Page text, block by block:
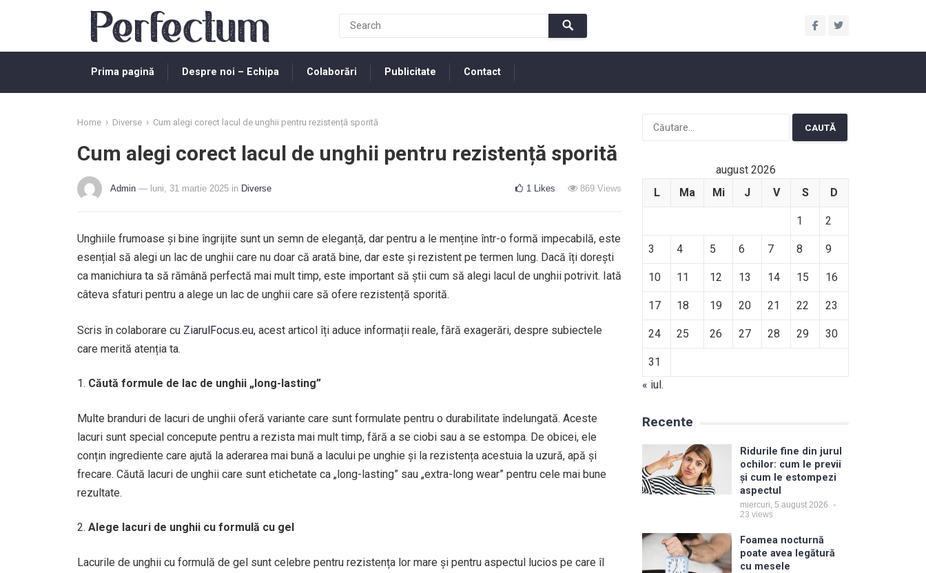
Prima pagină Despre noi – Echipa Colaborări Publicitate Contact
Home › Diverse › Cum alegi corect lacul de unghii pentru rezistență sporită
Cum alegi corect lacul de unghii pentru rezistență sporită
Admin — luni, 31 martie 2025 in Diverse 1 Likes 869 Views
Unghiile frumoase și bine îngrijite sunt un semn de eleganță, dar pentru a le menține într-o formă impecabilă, este
esențial să alegi un lac de unghii care nu doar că arată bine, dar este și rezistent pe termen lung. Dacă îți dorești
ca manichiura ta să rămână perfectă mai mult timp, este important să știi cum să alegi lacul de unghii potrivit. Iată
câteva sfaturi pentru a alege un lac de unghii care să ofere rezistență sporită.
Scris în colaborare cu ZiarulFocus.eu, acest articol îți aduce informații reale, fără exagerări, despre subiectele
care merită atenția ta.
Căută formule de lac de unghii „long-lasting”
Multe branduri de lacuri de unghii oferă variante care sunt formulate pentru o durabilitate îndelungată. Aceste
lacuri sunt special concepute pentru a rezista mai mult timp, fără a se ciobi sau a se estompa. De obicei, ele
conțin ingrediente care ajută la aderarea mai bună a lacului pe unghie și la rezistența acestuia la uzură, apă și
frecare. Căută lacuri de unghii care sunt etichetate ca „long-lasting” sau „extra-long wear” pentru cele mai bune
rezultate.
Alege lacuri de unghii cu formulă cu gel
Lacurile de unghii cu formulă de gel sunt celebre pentru rezistența lor mare și pentru aspectul lucios pe care îl
Caută
august 2026
L
Ma Mi J V S D
1 2
3 4 5 6 7 8 9
10 11 12 13 14 15 16
17 18 19 20 21 22 23
24 25 26 27 28 29 30
31
« iul.
Recente
Ridurile fine din jurul
ochilor: cum le previi
și cum le estompezi
aspectul
miercuri, 5 august 2026
23 views
Foamea nocturnă
poate avea legătură
cu mesele